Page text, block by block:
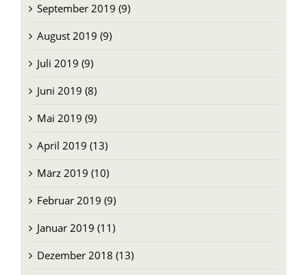
September 2019 (9)
August 2019 (9)
Juli 2019 (9)
Juni 2019 (8)
Mai 2019 (9)
April 2019 (13)
März 2019 (10)
Februar 2019 (9)
Januar 2019 (11)
Dezember 2018 (13)